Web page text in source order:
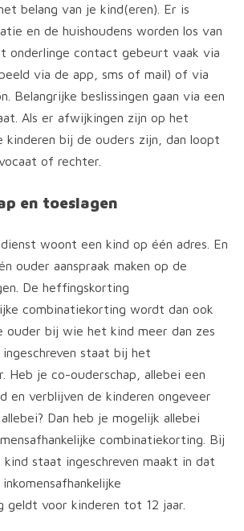
belang van je kind(eren). Er is
en de huishoudens worden los van
onderlinge contact gebeurt vaak via
via de app, sms of mail) of via
Belangrijke beslissingen gaan via een
Als er afwijkingen zijn op het
kinderen bij de ouders zijn, dan loopt
of rechter.
en toeslagen
woont een kind op één adres. En
ouder aanspraak maken op de
De heffingskorting
combinatiekorting wordt dan ook
ouder bij wie het kind meer dan zes
staat bij het
Heb je co-ouderschap, allebei een
en verblijven de kinderen ongeveer
Dan heb je mogelijk allebei
combinatiekorting. Bij
staat ingeschreven maakt in dat
geldt voor kinderen tot 12 jaar.